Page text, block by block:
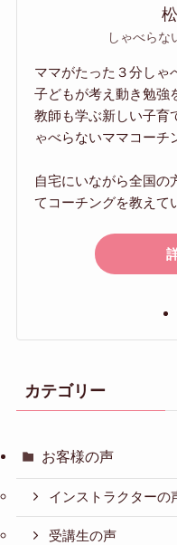
しゃべらな
ママがたった３分しゃ
子どもが考え動き勉強
教師も学ぶ新しい子育
ゃべらないママコーチ
自宅にいながら全国の
てコーチングを教えて
カテゴリー
お客様の声
インストラクターの
受講生の声